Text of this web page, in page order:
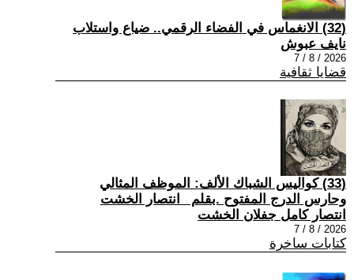
(32) الانغماس في الفضاء الرقمي.. ضياع واستلاب
نايف عبوش
2026 / 8 / 7
قضايا ثقافية
(33) كواليس الشباك الألف: الموظف المثالي
وحارس الدرج المفتوح .بقلم _انتصار الخشت
انتصار كامل جفلان الخشت
2026 / 8 / 7
كتابات ساخرة